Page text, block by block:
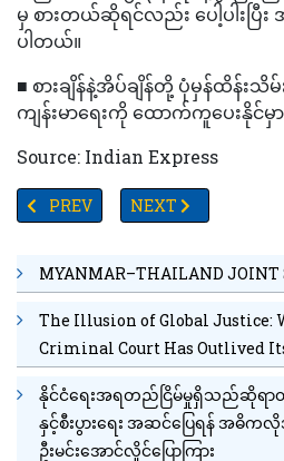
မှ စားတယ်ဆိုရင်လည်း ပေါ့ပါးပြီ
ပါတယ်။
■ စားချိန်နဲ့အိပ်ချိန်တို့ ပုံမှန်ထိန်းသိမ်
ကျန်းမာရေးကို ထောက်ကူပေးနိုင်မှ
Source: Indian Express
PREVIOUS ARTICLE: ကျန်း
PREV NEXT ARTICLE:
NEXT
MYANMAR–THAILAND JOINT
The Illusion of Global Justice:
Criminal Court Has Outlived
နိုင်ငံရေးအရတည်ငြိမ်မှုရှိသည်ဆိုရာ
နှင့်စီးပွားရေး အဆင်ပြေရန် အဓိ
ဦးမင်းအောင်လှိုင်ပြောကြား